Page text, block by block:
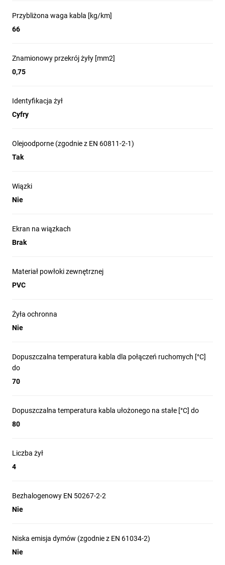
Przybliżona waga kabla [kg/km]
66
Znamionowy przekrój żyły [mm2]
0,75
Identyfikacja żył
Cyfry
Olejoodporne (zgodnie z EN 60811-2-1)
Tak
Wiązki
Nie
Ekran na wiązkach
Brak
Materiał powłoki zewnętrznej
PVC
Żyła ochronna
Nie
Dopuszczalna temperatura kabla dla połączeń ruchomych [°C]
do
70
Dopuszczalna temperatura kabla ułożonego na stałe [°C] do
80
Liczba żył
4
Bezhalogenowy EN 50267-2-2
Nie
Niska emisja dymów (zgodnie z EN 61034-2)
Nie